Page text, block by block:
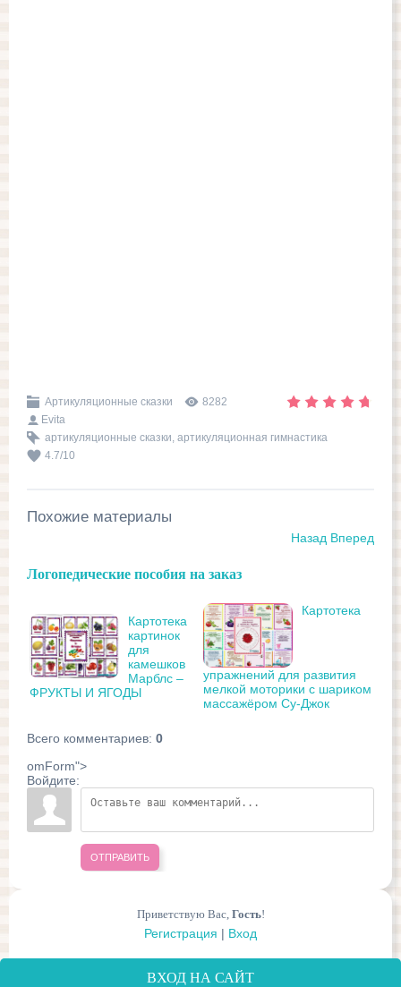
Артикуляционные сказки
8282
Evita
артикуляционные сказки, артикуляционная гимнастика
4.7/10
Похожие материалы
Назад Вперед
Логопедические пособия на заказ
Картотека
картинок
для
камешков
Марблс –
ФРУКТЫ И ЯГОДЫ
Картотека
упражнений для развития
мелкой моторики с шариком
массажёром Су-Джок
Всего комментариев: 0
omForm">
Войдите:
ОТПРАВИТЬ
Приветствую Вас, Гость!
Регистрация | Вход
ВХОД НА САЙТ